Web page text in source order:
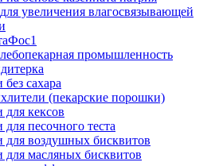
увеличения влагосвязывающей
промышленность
сахара
(пекарские порошки)
для кексов
песочного теста
для воздушных бисквитов
для масляных бисквитов